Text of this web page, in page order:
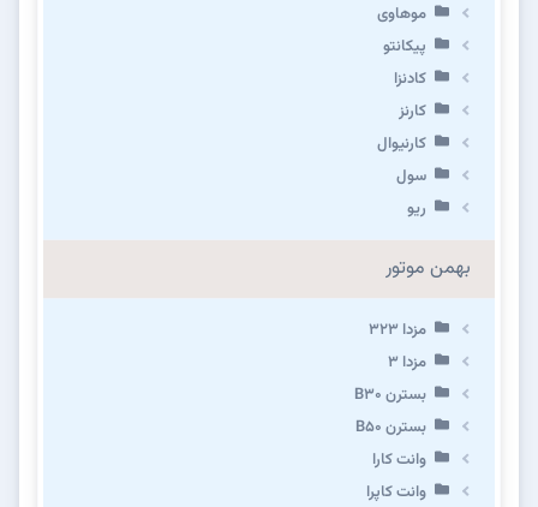
موهاوی
پیکانتو
کادنزا
کارنز
کارنیوال
سول
ریو
بهمن موتور
مزدا ۳۲۳
مزدا ۳
بسترن B۳۰
بسترن B۵۰
وانت کارا
وانت کاپرا